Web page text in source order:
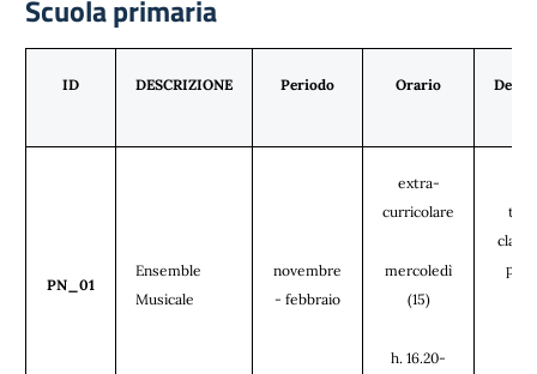
Scuola primaria
ID DESCRIZIONE Periodo Orario
PN_01
Ensemble
Musicale
novembre
- febbraio
extra-
curricolare
mercoledì
(15)
h. 16.20-
classi